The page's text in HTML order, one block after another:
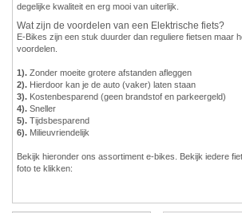
degelijke kwaliteit en erg mooi van uiterlijk.
Wat zijn de voordelen van een Elektrische fiets?
E-Bikes zijn een stuk duurder dan reguliere fietsen maar
voordelen.
1). Zonder moeite grotere afstanden afleggen
2). Hierdoor kan je de auto (vaker) laten staan
3). Kostenbesparend (geen brandstof en parkeergeld)
4). Sneller
5). Tijdsbesparend
6). Milieuvriendelijk
Bekijk hieronder ons assortiment e-bikes. Bekijk iedere
foto te klikken: